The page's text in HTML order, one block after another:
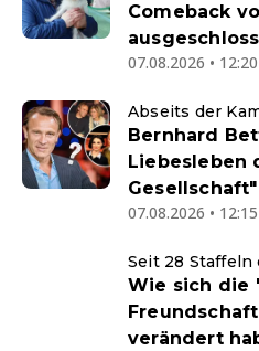
Comeback
07.08.2026 •
Abseits der
Bernhard
Liebesleben
07.08.2026 •
Seit 28 Staffeln
Wie sich die
verändert